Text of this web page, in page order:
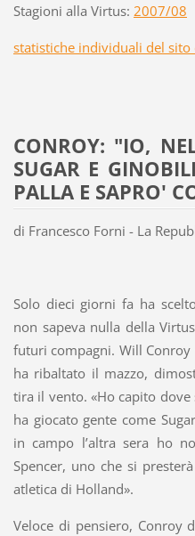
Stagioni alla Virtus: 2007/08
statistiche individuali del sito
CONROY: "IO,
SUGAR E
PALLA E SAPRO'
di Francesco Forni - La
Solo dieci giorni fa ha
non sapeva nulla della
futuri compagni. Will Conroy
ha ribaltato il mazzo,
tira il vento. «Ho capito
ha giocato gente come
in campo l’altra sera ho
Spencer, uno che si
atletica di Holland».
Veloce di pensiero, Conroy